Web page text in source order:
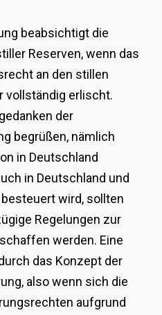
beabsichtigt die
Reserven, wenn das
an den stillen
vollständig erlischt.
der
begrüßen, nämlich
in Deutschland
in Deutschland und
wird, sollten
Regelungen zur
werden. Eine
das Konzept der
also wenn sich die
aufgrund